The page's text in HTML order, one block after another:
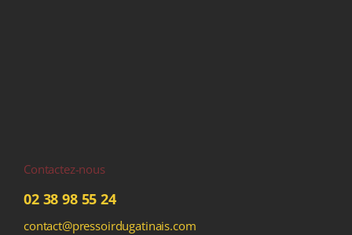
Contactez-nous
02 38 98 55 24
contact@pressoirdugatinais.com